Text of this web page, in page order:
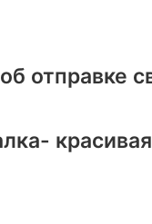
отправке